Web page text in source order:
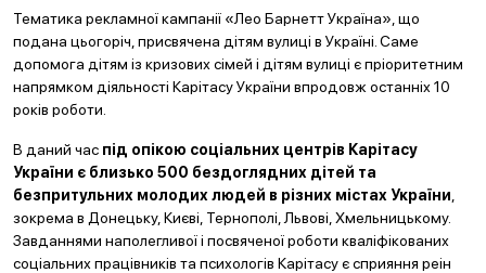
Тематика рекламної кампанії «Лео Барнетт Україна», що
подана цьогоріч, присвячена дітям вулиці в Україні. Саме
допомога дітям із кризових сімей і дітям вулиці є пріоритетним
напрямком діяльності Карітасу України впродовж останніх 10
років роботи.
В даний час під опікою соціальних центрів Карітасу
України є близько 500 бездоглядних дітей та
безпритульних молодих людей в різних містах України
зокрема в Донецьку, Києві, Тернополі, Львові, Хмельницькому.
Завданнями наполегливої і посвяченої роботи кваліфікованих
соціальних працівників та психологів Карітасу є сприяння реін